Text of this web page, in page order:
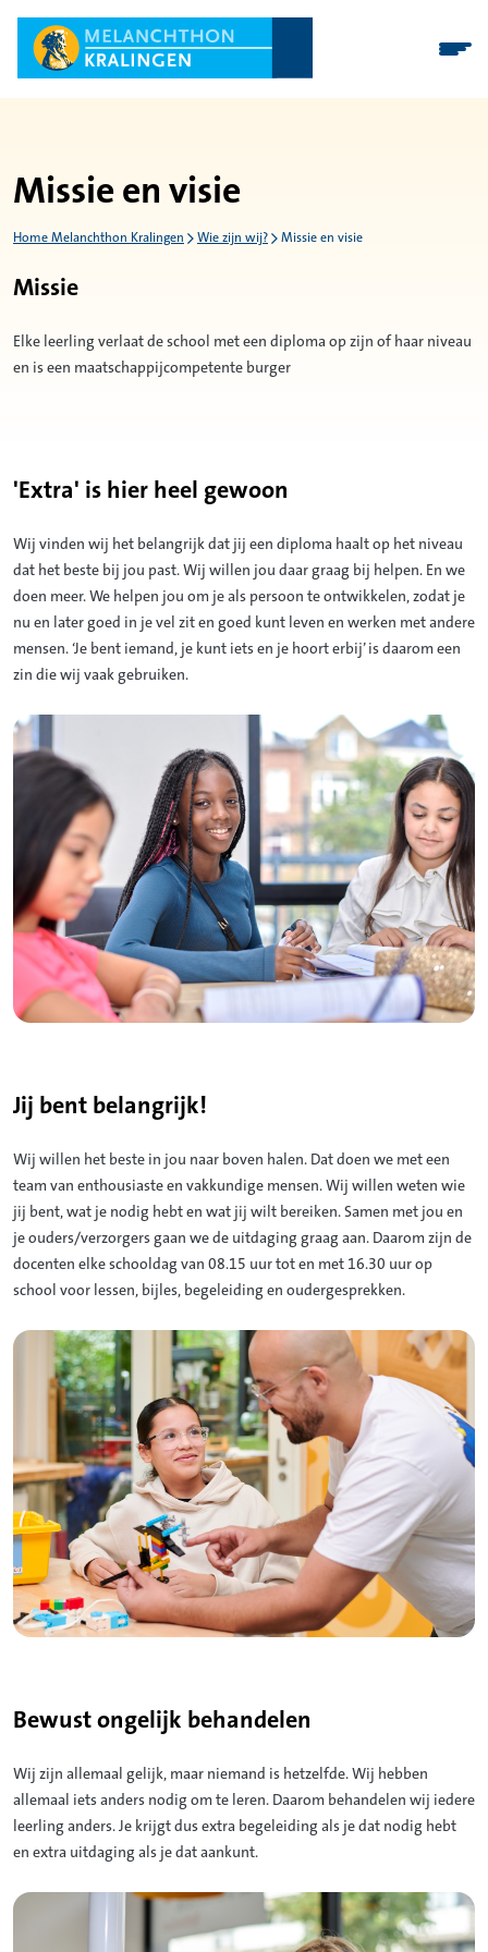
Missie en visie
Home Melanchthon Kralingen Wie zijn wij? Missie en visie
Missie
Elke leerling verlaat de school met een diploma op zijn of haar niveau
en is een maatschappijcompetente burger
'Extra' is hier heel gewoon
Wij vinden wij het belangrijk dat jij een diploma haalt op het niveau
dat het beste bij jou past. Wij willen jou daar graag bij helpen. En we
doen meer. We helpen jou om je als persoon te ontwikkelen, zodat je
nu en later goed in je vel zit en goed kunt leven en werken met andere
mensen. ‘Je bent iemand, je kunt iets en je hoort erbij’ is daarom een
zin die wij vaak gebruiken.
Jij bent belangrijk!
Wij willen het beste in jou naar boven halen. Dat doen we met een
team van enthousiaste en vakkundige mensen. Wij willen weten wie
jij bent, wat je nodig hebt en wat jij wilt bereiken. Samen met jou en
je ouders/verzorgers gaan we de uitdaging graag aan. Daarom zijn de
docenten elke schooldag van 08.15 uur tot en met 16.30 uur op
school voor lessen, bijles, begeleiding en oudergesprekken.
Bewust ongelijk behandelen
Wij zijn allemaal gelijk, maar niemand is hetzelfde. Wij hebben
allemaal iets anders nodig om te leren. Daarom behandelen wij iedere
leerling anders. Je krijgt dus extra begeleiding als je dat nodig hebt
en extra uitdaging als je dat aankunt.